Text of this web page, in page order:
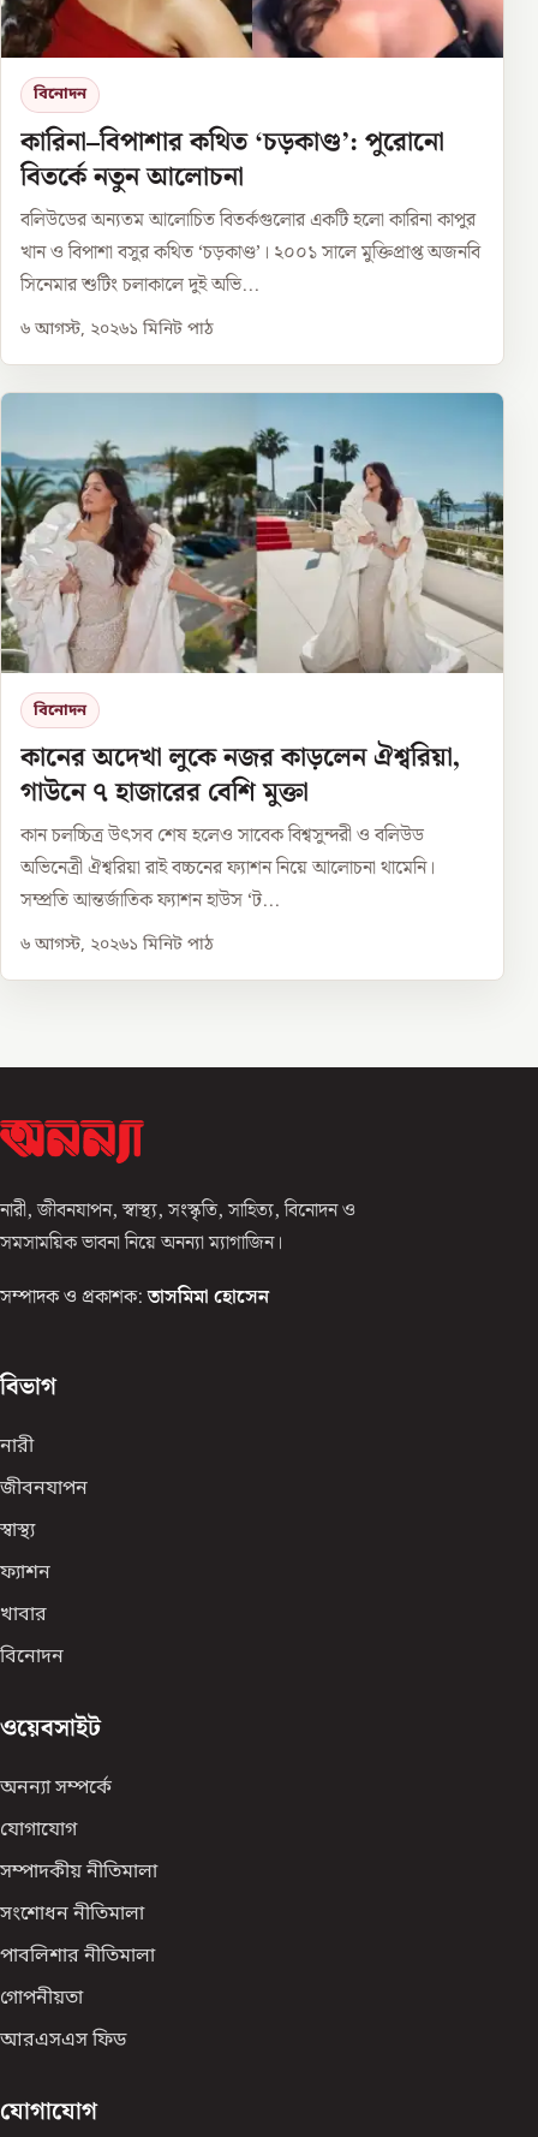
বিনোদন
কারিনা–বিপাশার কথিত ‘চড়কাণ্ড’: পুরোনো
বিতর্কে নতুন আলোচনা
বলিউডের অন্যতম আলোচিত বিতর্কগুলোর একটি হলো কারিনা কাপুর
খান ও বিপাশা বসুর কথিত ‘চড়কাণ্ড’। ২০০১ সালে মুক্তিপ্রাপ্ত অজনবি
সিনেমার শুটিং চলাকালে দুই অভি...
৬ আগস্ট, ২০২৬১ মিনিট পাঠ
বিনোদন
কানের অদেখা লুকে নজর কাড়লেন ঐশ্বরিয়া,
গাউনে ৭ হাজারের বেশি মুক্তা
কান চলচ্চিত্র উৎসব শেষ হলেও সাবেক বিশ্বসুন্দরী ও বলিউড
অভিনেত্রী ঐশ্বরিয়া রাই বচ্চনের ফ্যাশন নিয়ে আলোচনা থামেনি।
সম্প্রতি আন্তর্জাতিক ফ্যাশন হাউস ‘ট...
৬ আগস্ট, ২০২৬১ মিনিট পাঠ
নারী, জীবনযাপন, স্বাস্থ্য, সংস্কৃতি, সাহিত্য, বিনোদন ও
সমসাময়িক ভাবনা নিয়ে অনন্যা ম্যাগাজিন।
সম্পাদক ও প্রকাশক: তাসমিমা হোসেন
বিভাগ
নারী
জীবনযাপন
স্বাস্থ্য
ফ্যাশন
খাবার
বিনোদন
ওয়েবসাইট
অনন্যা সম্পর্কে
যোগাযোগ
সম্পাদকীয় নীতিমালা
সংশোধন নীতিমালা
পাবলিশার নীতিমালা
গোপনীয়তা
আরএসএস ফিড
যোগাযোগ